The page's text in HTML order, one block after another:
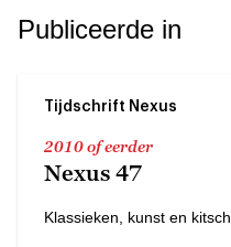
Publiceerde in
Tijdschrift Nexus
2010 of eerder
Nexus 47
Klassieken, kunst en kitsch